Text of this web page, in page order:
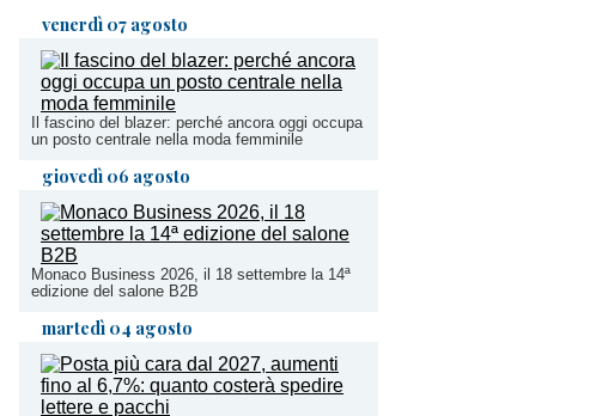
venerdì 07 agosto
Il fascino del blazer: perché ancora oggi occupa
un posto centrale nella moda femminile
giovedì 06 agosto
Monaco Business 2026, il 18 settembre la 14ª
edizione del salone B2B
martedì 04 agosto